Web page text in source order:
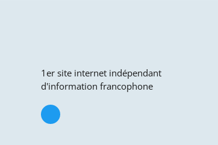
1er site internet indépendant
d'information francophone